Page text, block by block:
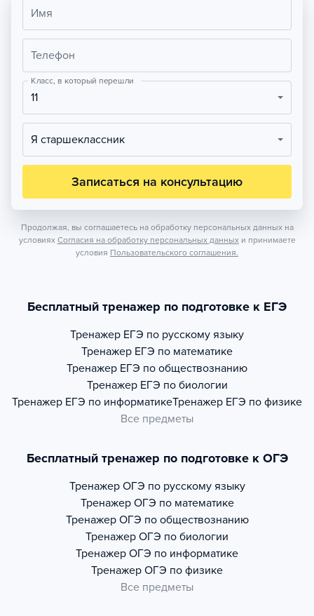
Имя
Телефон
Класс, в который перешли
11
Я старшеклассник
Записаться на консультацию
Продолжая, вы соглашаетесь на обработку персональных данных на
условиях Согласия на обработку персональных данных и принимаете
условия Пользовательского соглашения.
Бесплатный тренажер по подготовке к ЕГЭ
Тренажер ЕГЭ по русскому языку
Тренажер ЕГЭ по математике
Тренажер ЕГЭ по обществознанию
Тренажер ЕГЭ по биологии
Тренажер ЕГЭ по информатикеТренажер ЕГЭ по физике
Все предметы
Бесплатный тренажер по подготовке к ОГЭ
Тренажер ОГЭ по русскому языку
Тренажер ОГЭ по математике
Тренажер ОГЭ по обществознанию
Тренажер ОГЭ по биологии
Тренажер ОГЭ по информатике
Тренажер ОГЭ по физике
Все предметы